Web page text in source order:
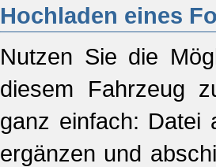
Hochladen eines
Nutzen Sie die
diesem Fahrzeug
ganz einfach: Datei
ergänzen und